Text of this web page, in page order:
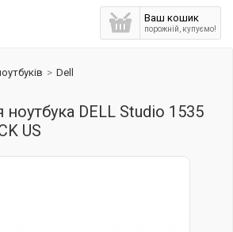
Ваш кошик
порожній, купуємо!
> Dell
ноутбука DELL Studio 1535
US